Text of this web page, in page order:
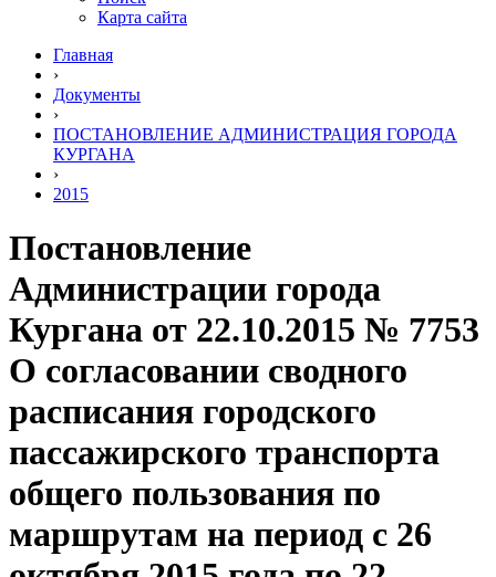
Карта сайта
Главная
›
Документы
›
ПОСТАНОВЛЕНИЕ АДМИНИСТРАЦИЯ ГОРОДА
КУРГАНА
›
2015
Постановление
Администрации города
Кургана от 22.10.2015 № 7753
О согласовании сводного
расписания городского
пассажирского транспорта
общего пользования по
маршрутам на период с 26